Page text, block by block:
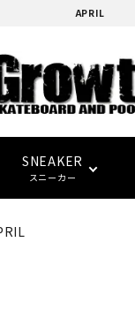
APRIL
SNEAKER
スニーカー